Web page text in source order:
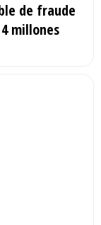
de fraude
millones